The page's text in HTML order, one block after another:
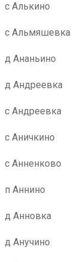
с Алькино
с Альмяшевка
д Ананьино
д Андреевка
с Андреевка
с Аничкино
с Анненково
п Аннино
д Анновка
д Анучино